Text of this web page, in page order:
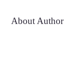
About Author